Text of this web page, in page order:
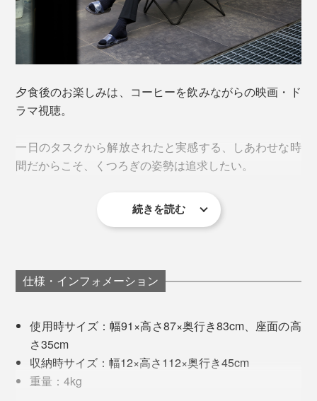
しなやかな中材には、通気性・透湿性に優れたポリエス
組み立ては、至ってシンプル。
1. フレームを広げる
夕食後のお楽しみは、コーヒーを飲みながらの映画・ド
ラマ視聴。
一日のタスクから解放されたと実感する、しあわせな時
間だからこそ、くつろぎの姿勢は追求したい。
いいソファを買いたいけど、スペースの問題でここ何年
『Lafuma』のリクライニングチェア
れど、どうやらそのスペースもない……。
「SPHINXアームチェア」は、そんなわが家のサイズ感
にぴったりでした。
続きを読む
仕様・インフォメーション
使用時サイズ：幅91×高さ87×奥行き83cm、座面の高
さ35cm
収納時サイズ：幅12×高さ112×奥行き45cm
重量：4kg